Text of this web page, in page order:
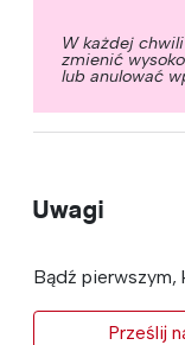
W każdej
zmienić
lub anulować
Uwagi
Bądź pierwszym,
Prześlij